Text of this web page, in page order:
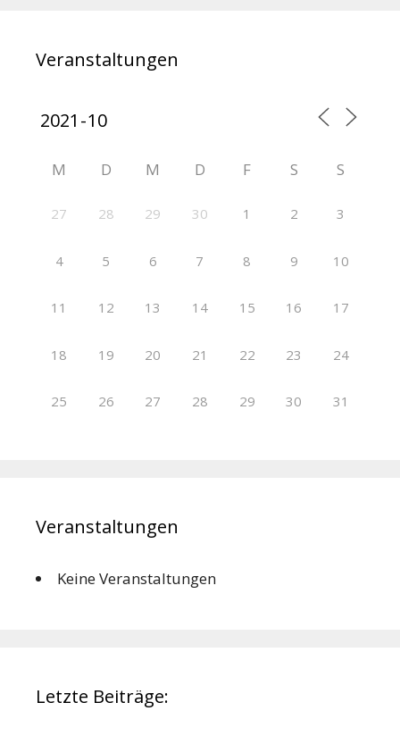
Veranstaltungen
M D M D F S S
27 28 29 30 1 2 3
4 5 6 7 8 9 10
11 12 13 14 15 16 17
18 19 20 21 22 23 24
25 26 27 28 29 30 31
Veranstaltungen
Keine Veranstaltungen
Letzte Beiträge: